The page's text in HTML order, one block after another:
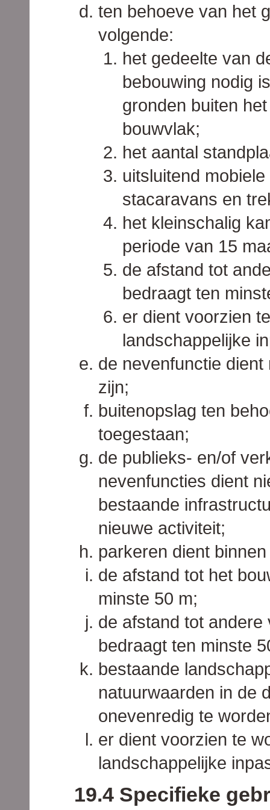
ten behoeve van het
volgende:
het gedeelte van
bebouwing nodig
gronden buiten
bouwvlak;
het aantal
uitsluitend
stacaravans en
het kleinschalig
periode van 15
de afstand tot
bedraagt ten
er dient voorzien
landschappelijke
de nevenfunctie
zijn;
buitenopslag ten
toegestaan;
de publieks- en/of
nevenfuncties dient
bestaande
nieuwe activiteit;
parkeren dient
de afstand tot het
minste 50 m;
de afstand tot
bedraagt ten minste
bestaande
natuurwaarden in de
onevenredig te
er dient voorzien te
landschappelijke
19.4 Specifieke